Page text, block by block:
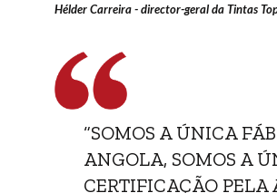
Hélder Carreira - director-geral da Tintas
“SOMOS A ÚNICA
ANGOLA, SOMOS A
CERTIFICAÇÃO PELA